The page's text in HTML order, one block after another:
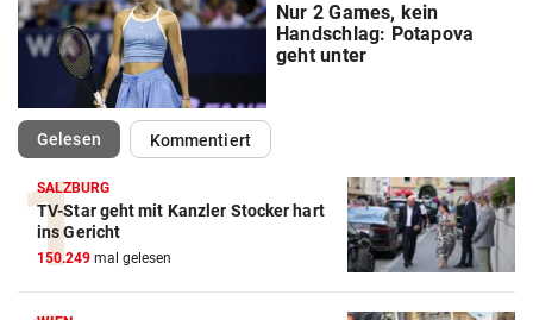
Nur 2 Games, kein
Handschlag: Potapova
geht unter
Gelesen(ausgewählt)Kommentiert
SALZBURG
TV-Star geht mit Kanzler Stocker hart
ins Gericht
150.249 mal gelesen
Action-Cam Vergleich
ZUM VERGLEICH